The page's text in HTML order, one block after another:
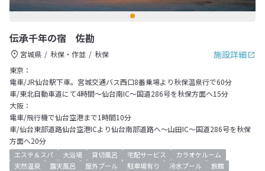
伝承千年の宿 佐勘
施設詳細
宮城県 秋保・作並
秋保
東京：
電車/JR仙台駅下車。宮城交通バス西口8番乗場より秋保温泉行で60分
車/東北自動車道にて4時間～仙台南IC～国道286号を秋保方面へ15分
大阪：
電車/飛行機で仙台空港まで1時間10分
車/仙台東部道路仙台空港ICより仙台南部道路へ～山田IC～国道286号を秋保
方面へ20分
エステ＆スパ 大浴場 貸切風呂 宅配サービス
カラオケルーム
天然温泉
露天風呂 屋外プール 駐車場有り 冷水プール
旅館